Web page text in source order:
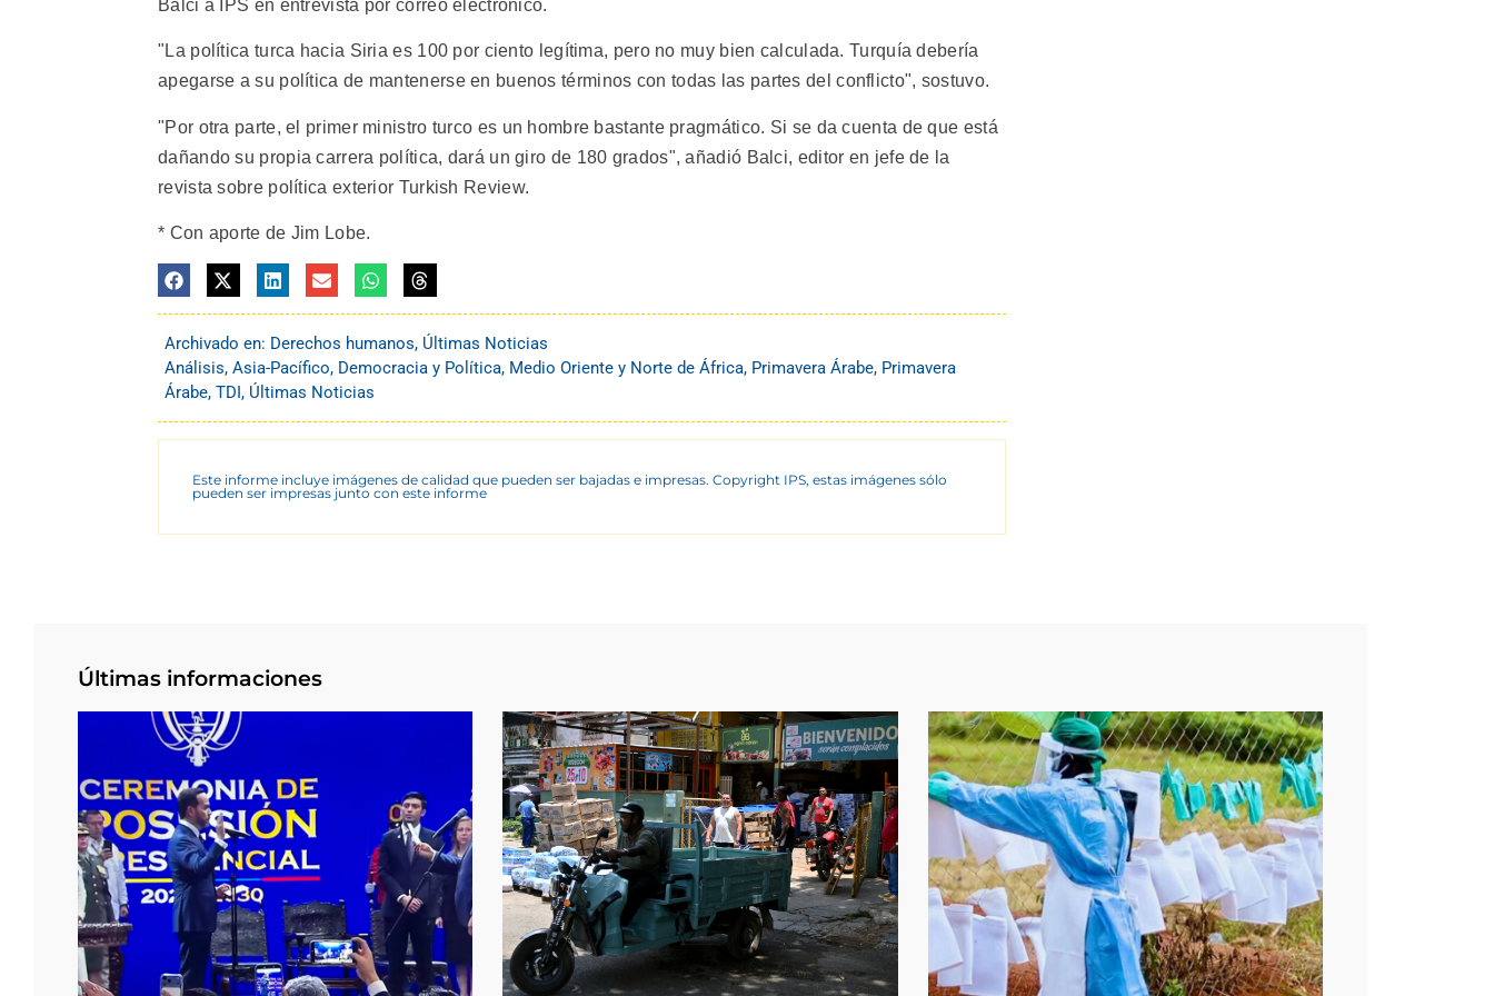
Balci a IPS en entrevista por correo electrónico.
"La política turca hacia Siria es 100 por ciento legítima, pero no muy bien calculada. Turquía debería
apegarse a su política de mantenerse en buenos términos con todas las partes del conflicto", sostuvo.
"Por otra parte, el primer ministro turco es un hombre bastante pragmático. Si se da cuenta de que está
dañando su propia carrera política, dará un giro de 180 grados", añadió Balci, editor en jefe de la
revista sobre política exterior Turkish Review.
* Con aporte de Jim Lobe.
Archivado en: Derechos humanos, Últimas Noticias
Análisis, Asia-Pacífico, Democracia y Política, Medio Oriente y Norte de África, Primavera Árabe, Primavera
Árabe, TDI, Últimas Noticias
Este informe incluye imágenes de calidad que pueden ser bajadas e impresas. Copyright IPS, estas imágenes sólo
pueden ser impresas junto con este informe
Últimas informaciones